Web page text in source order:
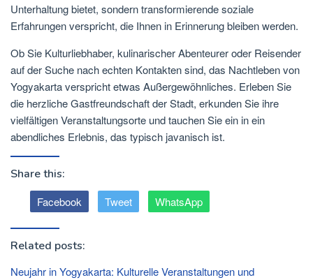
Unterhaltung bietet, sondern transformierende soziale
Erfahrungen verspricht, die Ihnen in Erinnerung bleiben werden.
Ob Sie Kulturliebhaber, kulinarischer Abenteurer oder Reisender
auf der Suche nach echten Kontakten sind, das Nachtleben von
Yogyakarta verspricht etwas Außergewöhnliches. Erleben Sie
die herzliche Gastfreundschaft der Stadt, erkunden Sie ihre
vielfältigen Veranstaltungsorte und tauchen Sie ein in ein
abendliches Erlebnis, das typisch javanisch ist.
Share this:
Facebook Tweet WhatsApp
Related posts:
Neujahr in Yogyakarta: Kulturelle Veranstaltungen und